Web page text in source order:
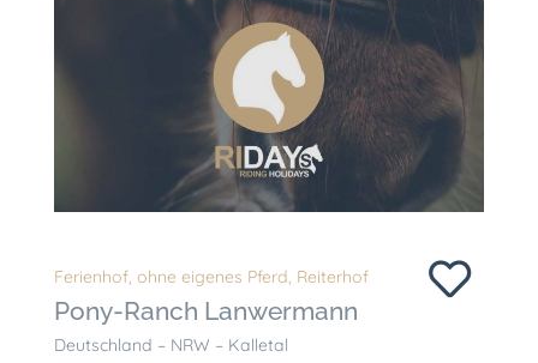
Ferienhof, ohne eigenes Pferd, Reiterhof
Pony-Ranch Lanwermann
Deutschland – NRW – Kalletal